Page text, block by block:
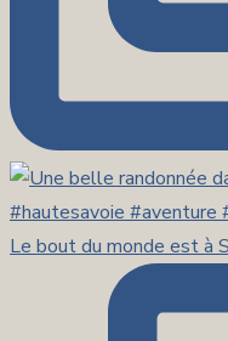
Le bout du monde est à